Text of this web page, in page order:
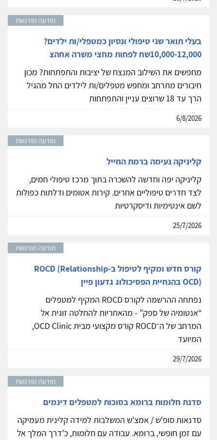
מודעה מודגשת
בעלי תואר שני טיפולי ונסיון כמטפלי/ות ילדים?
10,000-12,000שח לפחות מחצי משרה אחהצ
מחפשים את השילוב המנצח של יציבות והתפתחות? מכון
חיבורים מתרחב ומחפש מטפלים/ות לילדים החל מהגיל
הרך עד 18 שרוצים עניין והתפתחות
6/8/2026
מודעה מודגשת
קליניקה נעימה ברמת החייל
קליניקה יפה וחדשה להשכרה בתוך מרכז טיפולי חמים,
לצד חדרים טיפוליים אחרים. קירות אטומים ודלתות כפולות
לשם אינטימיות ודיסקרטיות
25/7/2026
מודעה מודגשת
קורס חדש ומקיף לטיפול ב-ROCD (Relationship
OCD) בהנחיית הפסיכולוג גדעון פיין
נפתחה ההרשמה לקורס ROCD המקיף למטפלים
“אנטומיה של ספק” - מהאחריות להחלטה זוגית אל
המרחב של ה־ROCD קורס מקצועי מבית OCD Clinic,
המיועד
29/7/2026
מודעה מודגשת
סדנת חלומות ברומא בסוכות למטפלים דינמים
סדנאות סופ'ש / אמצ'ש המשלבות למידה קלינית מעמיקה
עם זמן חופשי, ברומא. עבודה עם חלומות, כ'דרך המלך אל